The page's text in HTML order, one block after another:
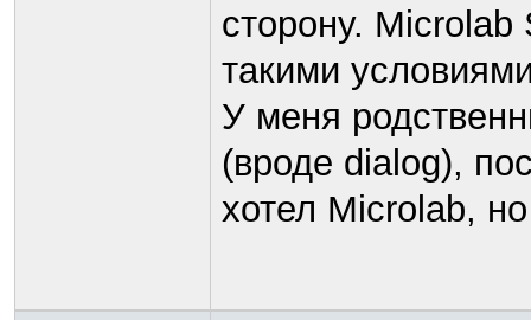
сторону. Microlab
такими
У меня
(вроде dialog),
хотел Microlab,